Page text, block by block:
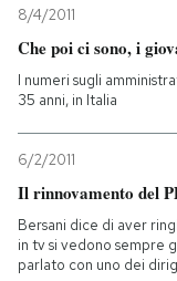
8/4/2011
Che poi ci sono, i
I numeri sugli
35 anni, in Italia
6/2/2011
Il rinnovamento del
Bersani dice di aver
in tv si vedono sempre
parlato con uno dei